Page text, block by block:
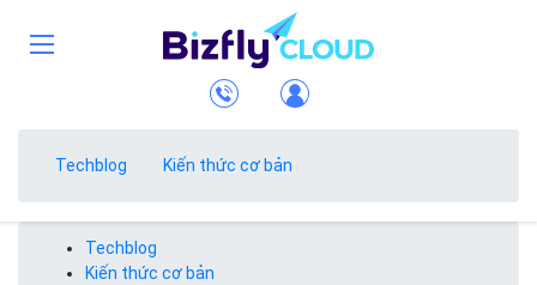
Techblog Kiến thức cơ bản
Techblog
Kiến thức cơ bản